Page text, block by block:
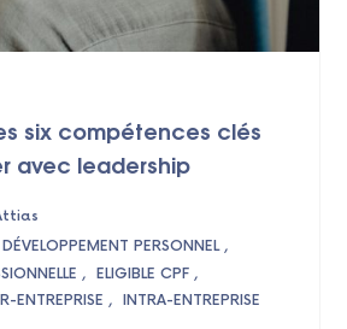
six compétences clés
avec leadership
DÉVELOPPEMENT PERSONNEL
ELIGIBLE CPF
ENTREPRISE INTRA-ENTREPRISE